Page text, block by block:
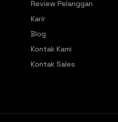
Review Pelanggan
Karir
Blog
Kontak Kami
Kontak Sales